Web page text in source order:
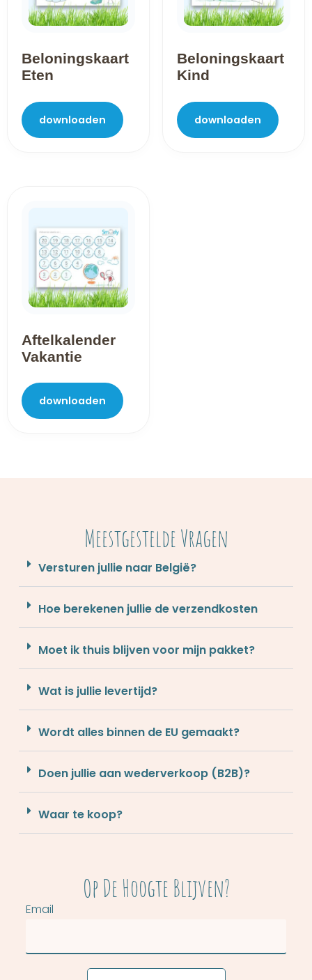
Beloningskaart
Eten
downloaden
Beloningskaart
Kind
downloaden
Aftelkalender
Vakantie
downloaden
Meestgestelde Vragen
Versturen jullie naar België?
Hoe berekenen jullie de verzendkosten
Moet ik thuis blijven voor mijn pakket?
Wat is jullie levertijd?
Wordt alles binnen de EU gemaakt?
Doen jullie aan wederverkoop (B2B)?
Waar te koop?
Op De Hoogte Blijven?
Email